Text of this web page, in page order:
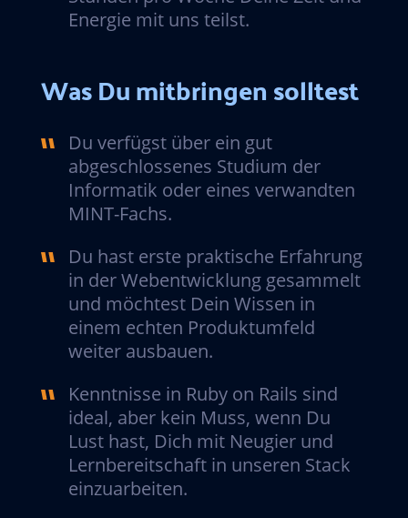
Energie mit uns teilst.
Was Du mitbringen solltest
Du verfügst über ein gut
abgeschlossenes Studium der
Informatik oder eines verwandten
MINT-Fachs.
Du hast erste praktische Erfahrung
in der Webentwicklung gesammelt
und möchtest Dein Wissen in
einem echten Produktumfeld
weiter ausbauen.
Kenntnisse in Ruby on Rails sind
ideal, aber kein Muss, wenn Du
Lust hast, Dich mit Neugier und
Lernbereitschaft in unseren Stack
einzuarbeiten.